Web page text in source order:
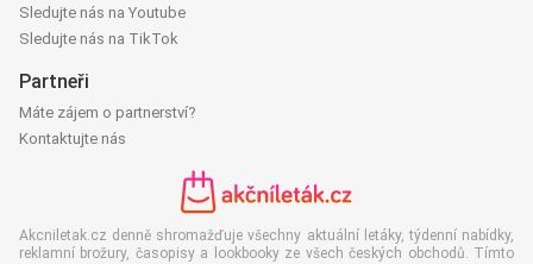
Sledujte nás na Youtube
Sledujte nás na TikTok
Partneři
Máte zájem o partnerství?
Kontaktujte nás
Akcniletak.cz denně shromažďuje všechny aktuální letáky, týdenní nabídky,
reklamní brožury, časopisy a lookbooky ze všech českých obchodů. Tímto